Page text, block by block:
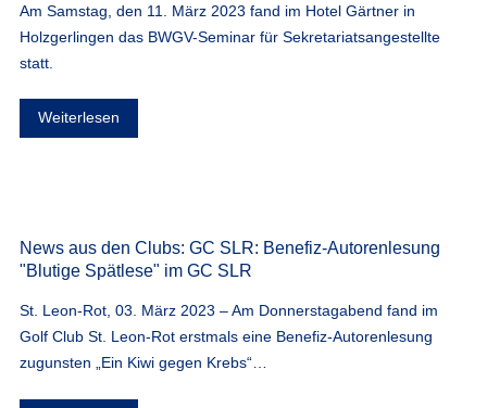
Am Samstag, den 11. März 2023 fand im Hotel Gärtner in
Holzgerlingen das BWGV-Seminar für Sekretariatsangestellte
statt.
Weiterlesen
News aus den Clubs: GC SLR: Benefiz-Autorenlesung
"Blutige Spätlese" im GC SLR
St. Leon-Rot, 03. März 2023 – Am Donnerstagabend fand im
Golf Club St. Leon-Rot erstmals eine Benefiz-Autorenlesung
zugunsten „Ein Kiwi gegen Krebs“…